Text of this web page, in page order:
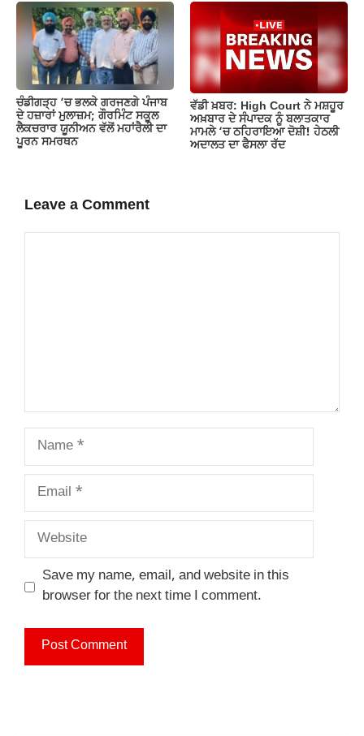
ਚੰਡੀਗੜ੍ਹ ‘ਚ ਭਲਕੇ ਗਰਜਣਗੇ ਪੰਜਾਬ
ਦੇ ਹਜ਼ਾਰਾਂ ਮੁਲਾਜ਼ਮ; ਗੌਰਮਿੰਟ ਸਕੂਲ
ਲੈਕਚਰਾਰ ਯੂਨੀਅਨ ਵੱਲੋਂ ਮਹਾਂਰੈਲੀ ਦਾ
ਪੂਰਨ ਸਮਰਥਨ
ਵੱਡੀ ਖ਼ਬਰ: High Court ਨੇ ਮਸ਼ਹੂਰ
ਅਖ਼ਬਾਰ ਦੇ ਸੰਪਾਦਕ ਨੂੰ ਬਲਾਤਕਾਰ
ਮਾਮਲੇ ‘ਚ ਠਹਿਰਾਇਆ ਦੋਸ਼ੀ! ਹੇਠਲੀ
ਅਦਾਲਤ ਦਾ ਫੈਸਲਾ ਰੱਦ
Leave a Comment
Name
Email
Website
Save my name, email, and website in this
browser for the next time I comment.